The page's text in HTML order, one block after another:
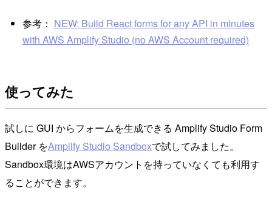
参考： NEW: Build React forms for any API in minutes
with AWS Amplify Studio (no AWS Account required)
使ってみた
試しに GUI からフォームを生成できる Amplify Studio Form
Builder をAmplify Studio Sandboxで試してみました。
Sandbox環境はAWSアカウントを持っていなくても利用す
ることができます。